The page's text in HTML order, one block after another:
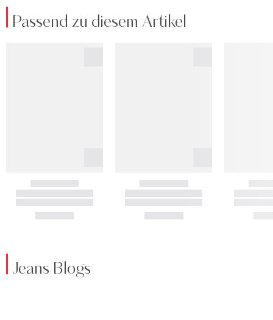
Passend zu diesem Artikel
Jeans Blogs